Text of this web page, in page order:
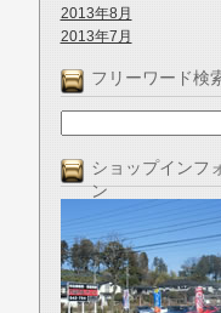
2013年8月
2013年7月
フリーワード検
ショップインフ
ン